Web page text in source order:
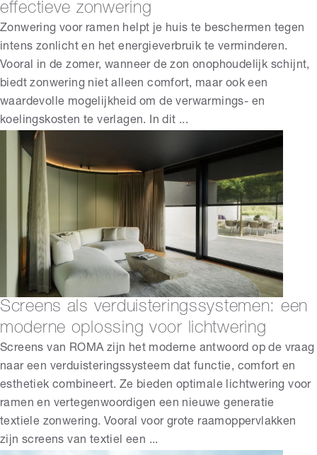
effectieve zonwering
Zonwering voor ramen helpt je huis te beschermen tegen
intens zonlicht en het energieverbruik te verminderen.
Vooral in de zomer, wanneer de zon onophoudelijk schijnt,
biedt zonwering niet alleen comfort, maar ook een
waardevolle mogelijkheid om de verwarmings- en
koelingskosten te verlagen. In dit ...
Screens als verduisteringssystemen: een
moderne oplossing voor lichtwering
Screens van ROMA zijn het moderne antwoord op de vraag
naar een verduisteringssysteem dat functie, comfort en
esthetiek combineert. Ze bieden optimale lichtwering voor
ramen en vertegenwoordigen een nieuwe generatie
textiele zonwering. Vooral voor grote raamoppervlakken
zijn screens van textiel een ...